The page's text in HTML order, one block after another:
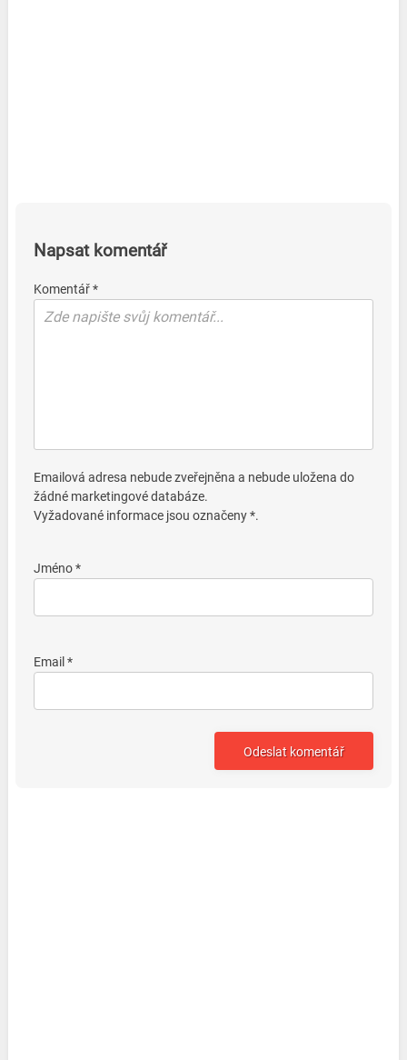
Napsat komentář
Komentář *
Emailová adresa nebude zveřejněna a nebude uložena do
žádné marketingové databáze.
Vyžadované informace jsou označeny *.
Jméno *
Email *